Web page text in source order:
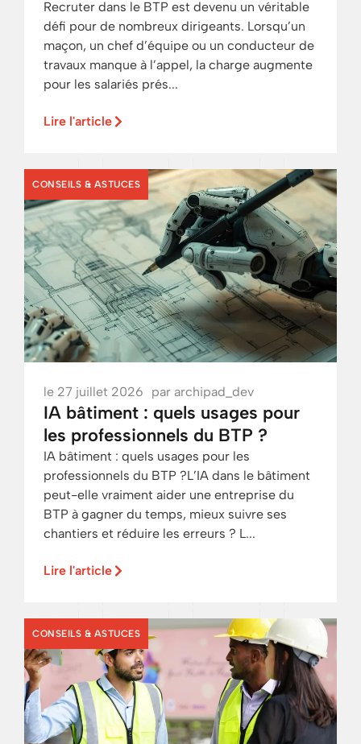
Recruter dans le BTP est devenu un véritable
défi pour de nombreux dirigeants. Lorsqu’un
maçon, un chef d’équipe ou un conducteur de
travaux manque à l’appel, la charge augmente
pour les salariés prés...
Lire l'article
CONSEILS & ASTUCES
le 27 juillet 2026 par archipad_dev
IA bâtiment : quels usages pour
les professionnels du BTP ?
IA bâtiment : quels usages pour les
professionnels du BTP ?L’IA dans le bâtiment
peut-elle vraiment aider une entreprise du
BTP à gagner du temps, mieux suivre ses
chantiers et réduire les erreurs ? L...
Lire l'article
CONSEILS & ASTUCES